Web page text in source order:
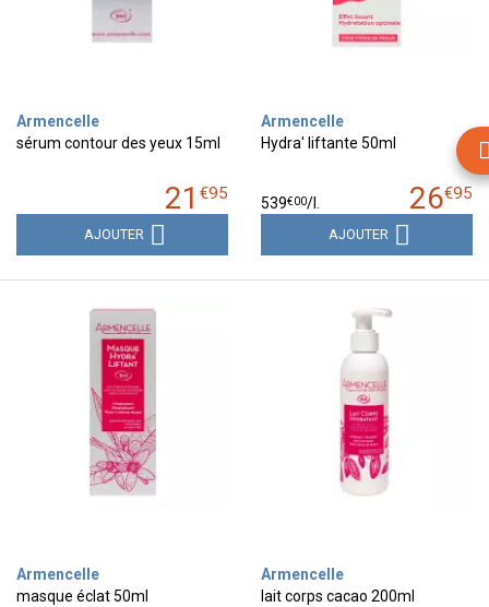
Armencelle
sérum contour des yeux 15ml
21 €95
AJOUTER
Armencelle
Hydra' liftante 50ml
26€95
539€00/
AJOUTER
Armencelle
masque éclat 50ml
Armencelle
lait corps cacao 200ml